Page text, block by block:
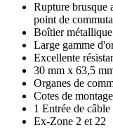
Rupture brusque
point de
Boîtier métallique
Large gamme
Excellente
30 mm x 63,5
Organes de
Cotes de
1 Entrée de
Ex-Zone 2 et 22